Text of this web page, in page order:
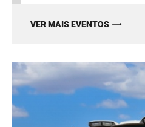
VER MAIS EVENTOS